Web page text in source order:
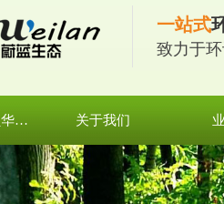
一站式
致力于
网站华体会体育_华体会（中国） 关于我们